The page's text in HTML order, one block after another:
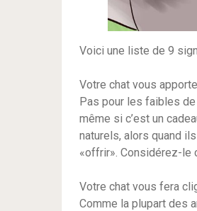
Voici une liste de 9
Votre chat vous
Pas pour les faibles de
même si c’est un
naturels, alors quand
«offrir». Considérez-le
Votre chat vous fera
Comme la plupart des